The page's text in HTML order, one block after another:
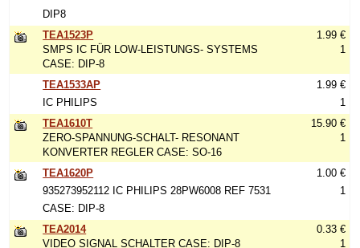
DIP8
TEA1523P
SMPS IC FÜR LOW-LEISTUNGS- SYSTEMS
CASE: DIP-8
1.99 €
1
TEA1533AP
IC PHILIPS
1.99 €
1
TEA1610T
ZERO-SPANNUNG-SCHALT- RESONANT
KONVERTER REGLER CASE: SO-16
15.90 €
1
TEA1620P
935273952112 IC PHILIPS 28PW6008 REF 7531
CASE: DIP-8
1.00 €
1
TEA2014
VIDEO SIGNAL SCHALTER CASE: DIP-8
0.33 €
1